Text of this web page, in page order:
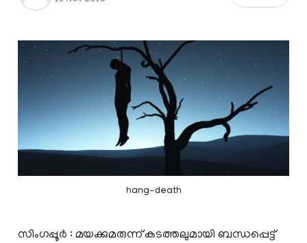
hang-death
സിംഗപ്പൂര്‍ : മയക്കുമരുന്ന് കടത്തലുമായി ബന്ധപ്പെട്ട്